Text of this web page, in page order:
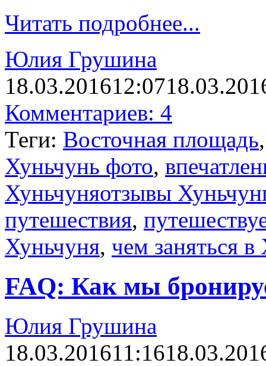
Читать подробнее...
Юлия Грушина
18.03.201612:07
Комментариев: 4
Теги: Восточная площадь
Хуньчунь фото,
Хуньчуняотзывы
путешествия,
Хуньчуня, чем заняться в
FAQ: Как мы
Юлия Грушина
18.03.201611:16